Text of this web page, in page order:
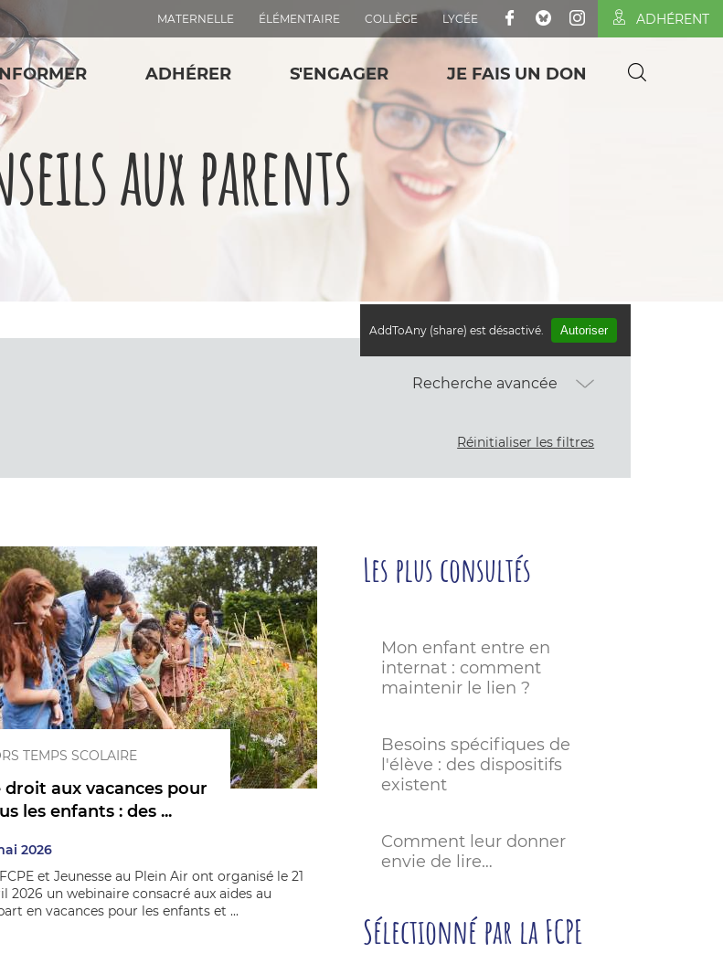
MATERNELLE ÉLÉMENTAIRE COLLÈGE LYCÉE ADHÉRENT
ADHÉRER S'ENGAGER JE FAIS UN DON
aux parents
Recherche avancée
Réinitialiser les filtres
TEMPS SCOLAIRE
droit aux vacances pour
les enfants : des ...
2026
et Jeunesse au Plein Air ont organisé le 21
2026 un webinaire consacré aux aides au
en vacances pour les enfants et ...
AddToAny (share) est désactivé. Autoriser
Les plus consultés
Mon enfant entre en
internat : comment
maintenir le lien ?
Besoins spécifiques de
l'élève : des dispositifs
existent
Comment leur donner
envie de lire…
Sélectionné par la FCPE